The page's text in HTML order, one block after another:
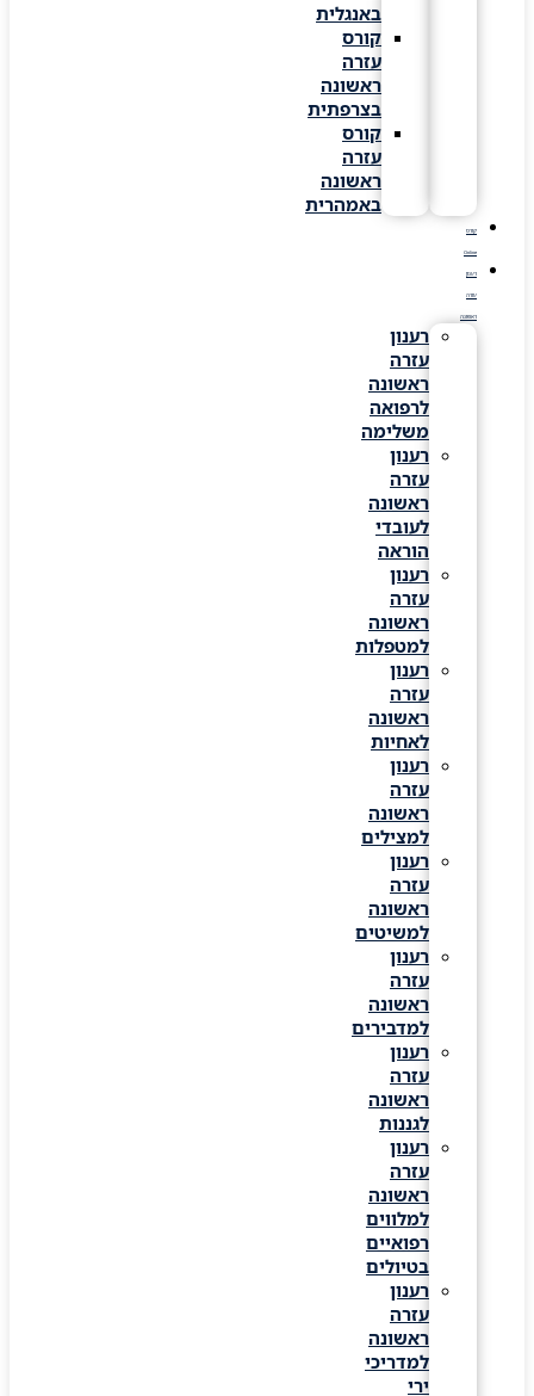
באנגלית
קורס
עזרה
ראשונה
בצרפתית
קורס
עזרה
ראשונה
באמהרית
רענון
עזרה
ראשונה
לרפואה
משלימה
רענון
עזרה
ראשונה
לעובדי
הוראה
רענון
עזרה
ראשונה
למטפלות
רענון
עזרה
ראשונה
לאחיות
רענון
עזרה
ראשונה
למצילים
רענון
עזרה
ראשונה
למשיטים
רענון
עזרה
ראשונה
למדבירים
רענון
עזרה
ראשונה
לגננות
רענון
עזרה
ראשונה
למלווים
רפואיים
בטיולים
רענון
עזרה
ראשונה
למדריכי